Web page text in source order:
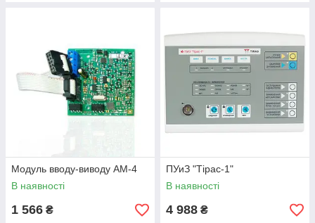
Модуль вводу-виводу АМ-4
В наявності
1 566 ₴
ПУиЗ "Тірас-1"
В наявності
4 988 ₴